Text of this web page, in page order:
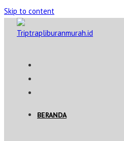
Skip to content
BERANDA